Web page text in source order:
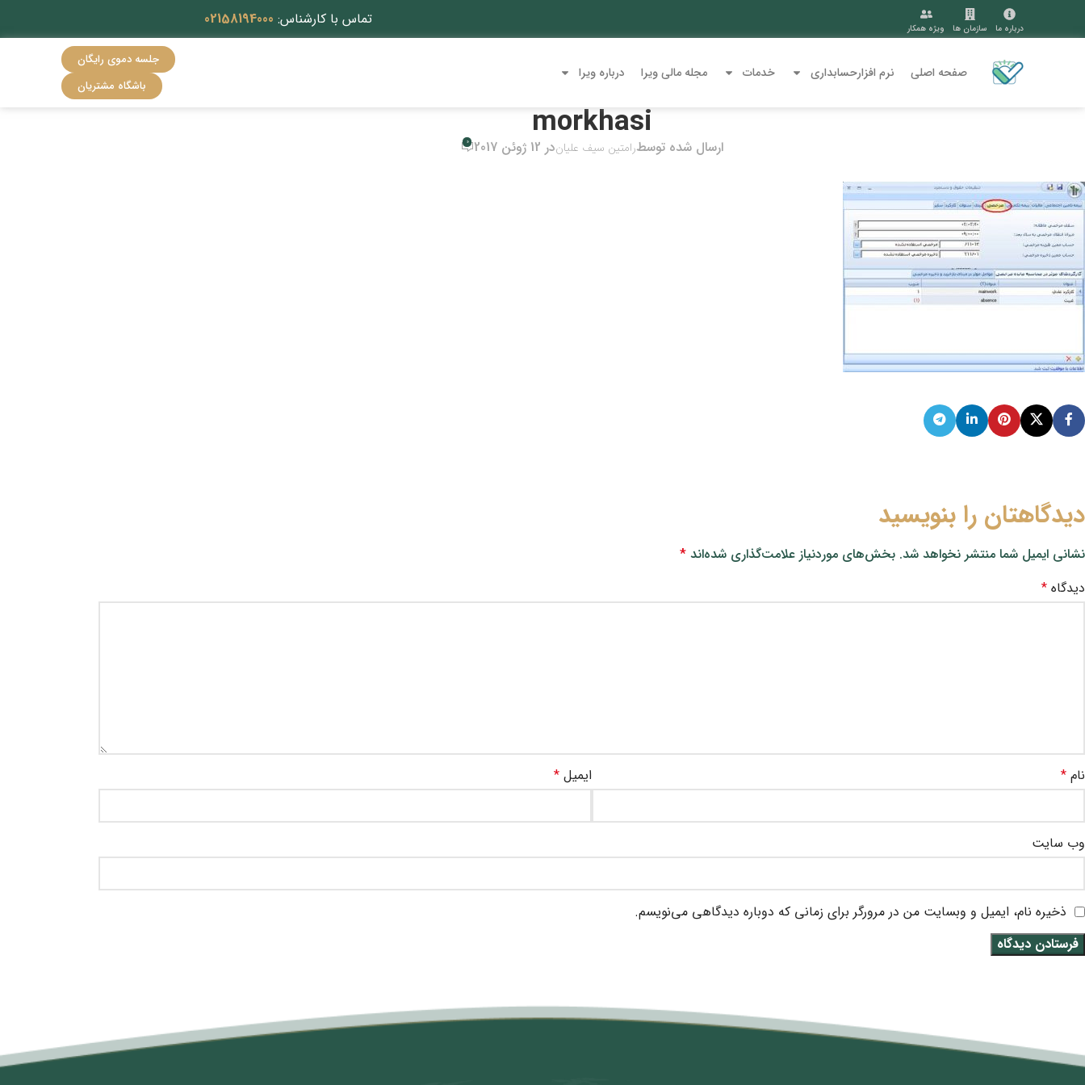
درباره ما سازمان ها ویژه همکار تماس با کارشناس: 02158194000
صفحه اصلی نرم افزارحسابداری خدمات مجله مالی ویرا درباره ویرا
جلسه دموی رایگان
باشگاه مشتریان
morkhasi
ارسال شده توسطرامتین سیف علیاندر 12 ژوئن 2017 0
دیدگاهتان را بنویسید
نشانی ایمیل شما منتشر نخواهد شد. بخش‌های موردنیاز علامت‌گذاری شده‌اند *
دیدگاه *
نام * ایمیل *
وب‌ سایت
ذخیره نام، ایمیل و وبسایت من در مرورگر برای زمانی که دوباره دیدگاهی می‌نویسم.
متن سربرگ خود را وارد کنید